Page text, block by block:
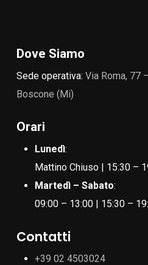
Dove Siamo
Sede operativa: Via Roma, 77
Boscone (Mi)
Orari
Lunedì:
Mattino Chiuso | 15:30 –
Martedì – Sabato:
09:00 – 13:00 | 15:30 –
Contatti
+39 02 4503024